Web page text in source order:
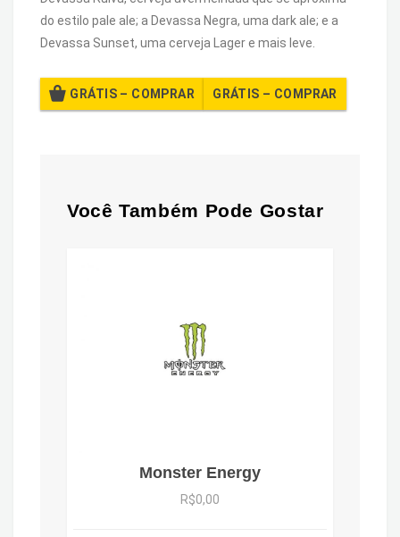
do estilo pale ale; a Devassa Negra, uma dark ale; e a
Devassa Sunset, uma cerveja Lager e mais leve.
GRÁTIS – COMPRAR
Você Também Pode Gostar
Monster Energy
R$0,00